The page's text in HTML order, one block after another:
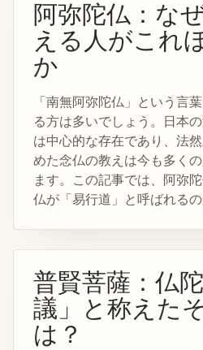
阿弥陀仏：な
える人がこれ
か
「南無阿弥陀仏」という言
る方は多いでしょう。日本
は中心的な存在であり、法
めた念仏の教えは今も多く
ます。この記事では、阿弥
仏が「易行道」と呼ばれるの
普賢菩薩：仏
議」と称えた
は？